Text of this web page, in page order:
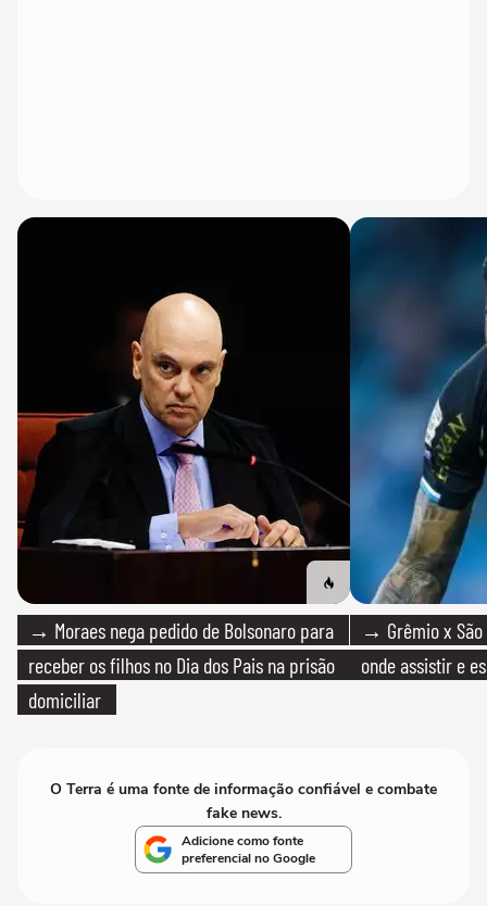
→ Moraes nega pedido de Bolsonaro para
receber os filhos no Dia dos Pais na prisão
domiciliar
→ Grêmio x São
onde assistir e
O Terra é uma fonte de informação confiável e combate
fake news.
Adicione como fonte
preferencial no Google